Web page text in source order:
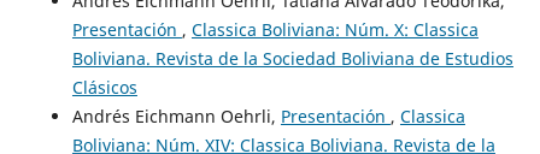
Presentación , Classica Boliviana: Núm. X: Classica
Boliviana. Revista de la Sociedad Boliviana de Estudios
Clásicos
Andrés Eichmann Oehrli, Presentación , Classica
Boliviana: Núm. XIV: Classica Boliviana. Revista de la